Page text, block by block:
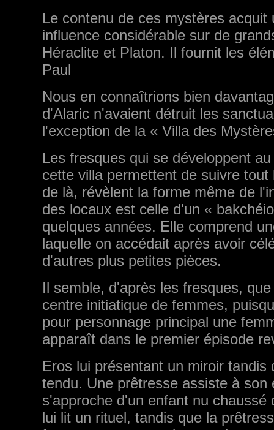
Le contenu de ces mystères
influence considérable sur de
Héraclite et Platon. Il fournit les
Paul
Nous en connaîtrions bien
d'Alaric n'avaient détruit les
l'exception de la « Villa des
Les fresques qui se développent
cette villa permettent de suivre
de là, révèlent la forme même de
des locaux est celle d'un «
quelques années. Elle comprend
laquelle on accédait après avoir
d'autres plus petites pièces.
Il semble, d'après les fresques,
centre initiatique de femmes,
pour personnage principal une
apparaît dans le premier épisode
Eros lui présentant un miroir
tendu. Une prêtresse assiste à
s'approche d'un enfant nu
lui lit un rituel, tandis que la